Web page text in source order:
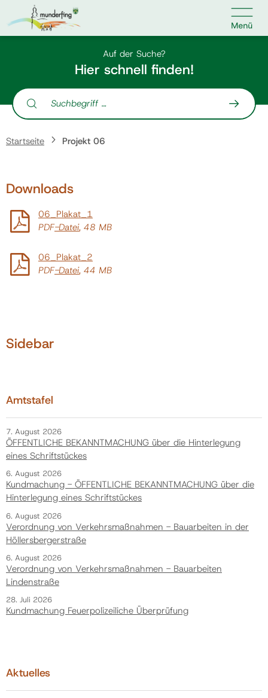
Kontakt 
Suche nach:
Home
Kundenservice
Ihr Anliegen
Veranstaltungen
Jobs
Gemeinde
Auf der Suche?
Hier schnell finden!
Suche nach:
Startseite Projekt 06
Downloads
06_Plakat_1
PDF-Datei, 48 MB
06_Plakat_2
PDF-Datei, 44 MB
Sidebar
Amtstafel
7. August 2026
ÖFFENTLICHE BEKANNTMACHUNG über die Hinterlegung
eines Schriftstückes
6. August 2026
Kundmachung - ÖFFENTLICHE BEKANNTMACHUNG über die
Hinterlegung eines Schriftstückes
6. August 2026
Verordnung von Verkehrsmaßnahmen - Bauarbeiten in der
Höllersbergerstraße
6. August 2026
Verordnung von Verkehrsmaßnahmen - Bauarbeiten
Lindenstraße
28. Juli 2026
Kundmachung Feuerpolizeiliche Überprüfung
Aktuelles